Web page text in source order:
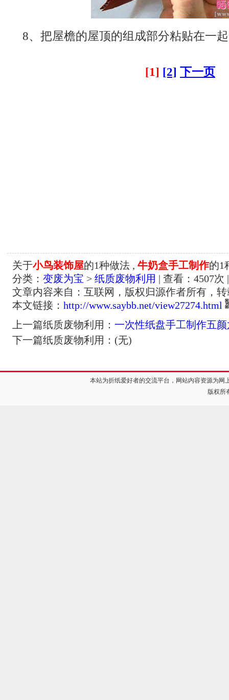
8、把屋檐的屋顶的组成部分粘贴在一
[1] [2] 下一页
关于小鸟装饰屋的1种做法 , 牛奶盒手工制作的1
分类： 变废为宝 > 纸质废物利用 | 查看： 4507次
文章内容来自：互联网，版权归源作者所有，
本文链接： http://www.saybb.net/view27274.html
上一篇纸质废物利用： 一次性纸盘手工制作五
下一篇纸质废物利用：(无)
本站为折纸爱好者的交流平台，网站内容资源为
版权所